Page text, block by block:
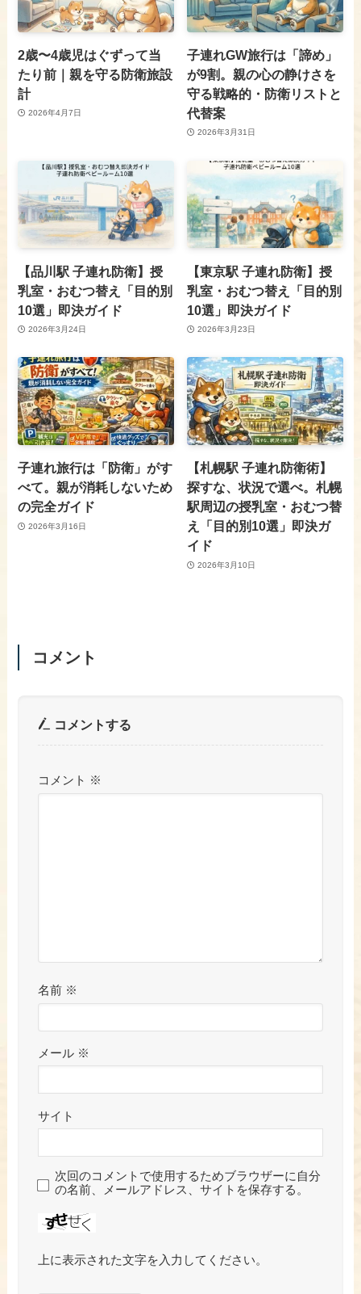
2歳〜4歳児はぐずって当
たり前｜親を守る防衛旅設
計
2026年4月7日
子連れGW旅行は「諦め」
が9割。親の心の静けさを
守る戦略的・防衛リストと
代替案
2026年3月31日
【品川駅 子連れ防衛】授
乳室・おむつ替え「目的別
10選」即決ガイド
2026年3月24日
【東京駅 子連れ防衛】授
乳室・おむつ替え「目的別
10選」即決ガイド
2026年3月23日
子連れ旅行は「防衛」がす
べて。親が消耗しないため
の完全ガイド
2026年3月16日
【札幌駅 子連れ防衛術】
探すな、状況で選べ。札幌
駅周辺の授乳室・おむつ替
え「目的別10選」即決ガ
イド
2026年3月10日
コメント
コメントする
コメント ※
名前 ※
メール ※
サイト
次回のコメントで使用するためブラウザーに自分
の名前、メールアドレス、サイトを保存する。
上に表示された文字を入力してください。